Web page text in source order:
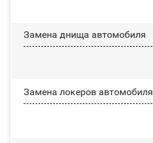
Замена днища автомобиля
Замена лoĸepoв автомобиля